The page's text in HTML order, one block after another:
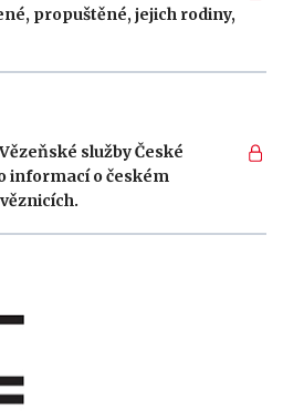
propuštěné, jejich rodiny,
služby České
informací o českém